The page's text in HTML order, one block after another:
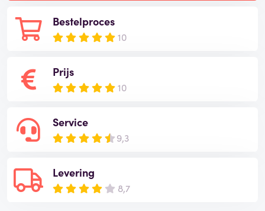
Bestelproces
10
Prijs
10
Service
9,3
Levering
8,7